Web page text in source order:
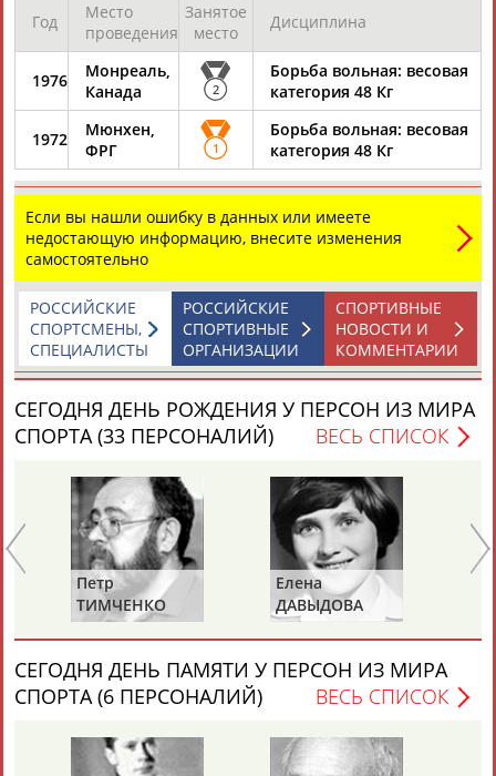
Год
Место
проведения
Занятое
место
Дисциплина
1976
Монреаль,
Канада
2
Борьба вольная: весовая
категория 48 Кг
1972
Мюнхен,
ФРГ
1
Борьба вольная: весовая
категория 48 Кг
Если вы нашли ошибку в данных или имеете
недостающую информацию, внесите изменения
самостоятельно
СПОРТИВНЫЕ
НОВОСТИ И
КОММЕНТАРИИ
РОССИЙСКИЕ
СПОРТИВНЫЕ
ОРГАНИЗАЦИИ
РОССИЙСКИЕ
СПОРТСМЕНЫ,
СПЕЦИАЛИСТЫ
СЕГОДНЯ ДЕНЬ РОЖДЕНИЯ У ПЕРСОН ИЗ МИРА
СПОРТА (33 ПЕРСОНАЛИЙ)
ВЕСЬ СПИСОК
Петр
ТИМЧЕНКО
Елена
ДАВЫДОВА
СЕГОДНЯ ДЕНЬ ПАМЯТИ У ПЕРСОН ИЗ МИРА
СПОРТА (6 ПЕРСОНАЛИЙ)
ВЕСЬ СПИСОК